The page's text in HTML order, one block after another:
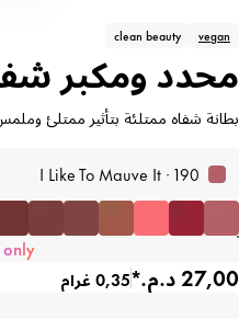
vegan
clean beauty
محدد ومكبر
بطانة شفاه ممتلئة بتأثير ممتلئ
190 · I Like To Mauve It
0,35 غرام